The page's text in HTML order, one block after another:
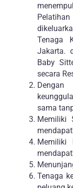
Tenaga
Jakarta.
Baby
secara
sama
Memiliki
Memiliki
Tenaga